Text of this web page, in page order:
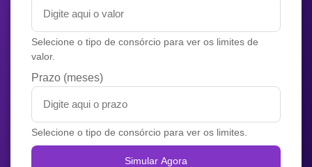
Selecione o tipo de consórcio para ver os limites de
valor.
Prazo (meses)
Selecione o tipo de consórcio para ver os limites.
Simular Agora